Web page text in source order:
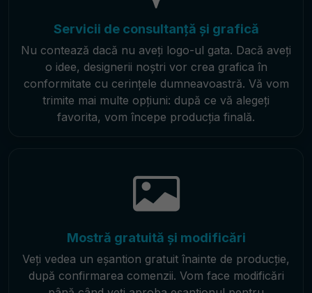
Servicii de consultanță și grafică
Nu contează dacă nu aveți logo-ul gata. Dacă aveți
o idee, designerii noștri vor crea grafica în
conformitate cu cerințele dumneavoastră. Vă vom
trimite mai multe opțiuni: după ce vă alegeți
favorita, vom începe producția finală.
Mostră gratuită și modificări
Veți vedea un eșantion gratuit înainte de producție,
după confirmarea comenzii. Vom face modificări